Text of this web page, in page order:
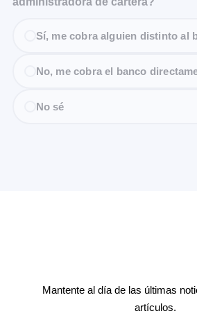
Sí, me cobra alguien distinto al
No, me cobra el banco
No sé
Mantente al día de las últimas
artículos.